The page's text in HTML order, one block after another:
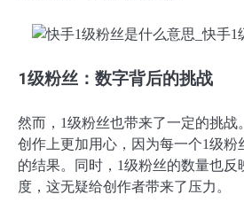
1级粉丝：数字背后的挑战
然而，1级粉丝也带来了一定的挑战
创作上更加用心，因为每一个1级粉
的结果。同时，1级粉丝的数量也反
度，这无疑给创作者带来了压力。